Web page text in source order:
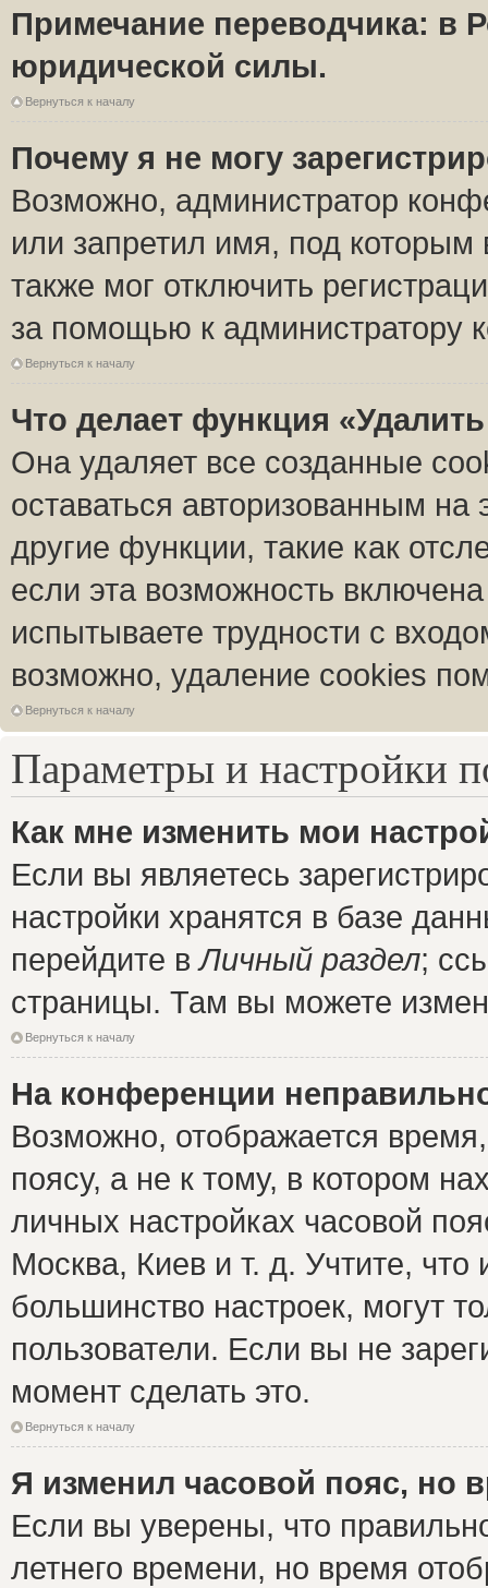
Примечание переводчика: в
юридической силы.
Вернуться к началу
Почему я не могу
Возможно, администратор
или запретил имя, под которым
также мог отключить
за помощью к администратору
Вернуться к началу
Что делает функция
Она удаляет все созданные
оставаться авторизованным
другие функции, такие как
если эта возможность
испытываете трудности с
возможно, удаление cookies
Вернуться к началу
Параметры и настройки
Как мне изменить мои
Если вы являетесь
настройки хранятся в базе
перейдите вЛичный раздел;
страницы. Там вы можете
Вернуться к началу
На конференции
Возможно, отображается
поясу, а не к тому, в котором
личных настройках часовой
Москва, Киев и т. д. Учтите, что
большинство настроек, могут
пользователи. Если вы не
момент сделать это.
Вернуться к началу
Я изменил часовой пояс, но
Если вы уверены, что
летнего времени, но время